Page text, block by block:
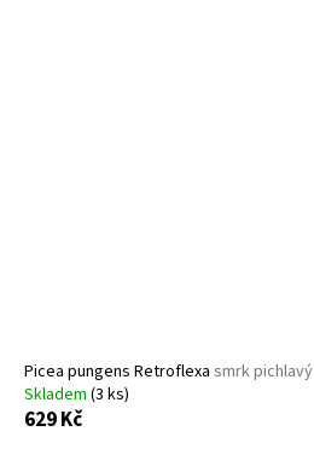
Picea pungens Retroflexa smrk pichlavý
Skladem (3 ks)
629 Kč